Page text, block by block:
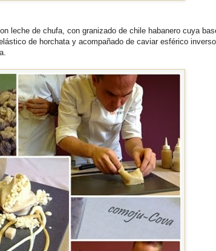
leche de chufa, con granizado de chile habanero cuya
de horchata y acompañado de caviar esférico